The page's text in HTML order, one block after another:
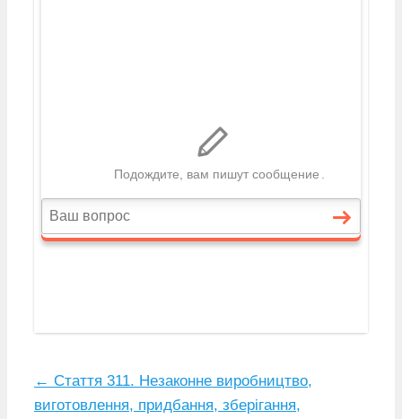
← Стаття 311. Незаконне виробництво,
виготовлення, придбання, зберігання,